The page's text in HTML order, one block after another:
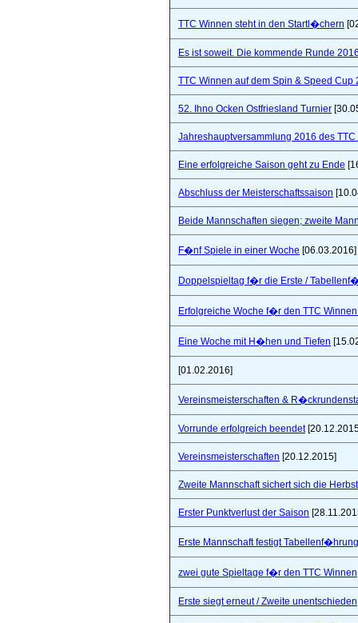
TTC Winnen steht in den Startl�chern
Es ist soweit. Die kommende Runde
TTC Winnen auf dem Spin & Speed Cup
52. Ihno Ocken Ostfriesland Turnier
Jahreshauptversammlung 2016 des TTC
Eine erfolgreiche Saison geht zu Ende
Abschluss der Meisterschaftssaison
Beide Mannschaften siegen; zweite
F�nf Spiele in einer Woche [06.03.2016]
Doppelspieltag f�r die Erste /
Erfolgreiche Woche f�r den TTC
Eine Woche mit H�hen und Tiefen
[01.02.2016]
Vereinsmeisterschaften &
Vorrunde erfolgreich beendet
Vereinsmeisterschaften [20.12.2015]
Zweite Mannschaft sichert sich die
Erster Punktverlust der Saison
Erste Mannschaft festigt
zwei gute Spieltage f�r den TTC Winnen
Erste siegt erneut / Zweite unentschieden